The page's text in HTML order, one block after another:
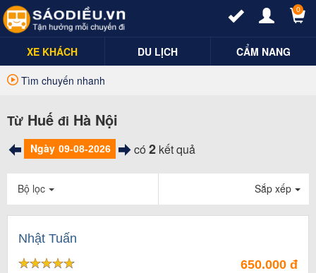
0
XE KHÁCH DU LỊCH CẨM NANG
Tìm chuyến nhanh
Từ Huế đi Hà Nội
Ngày có 2 kết quả
Bộ lọc Sắp xếp
Nhật Tuấn
650.000 đ